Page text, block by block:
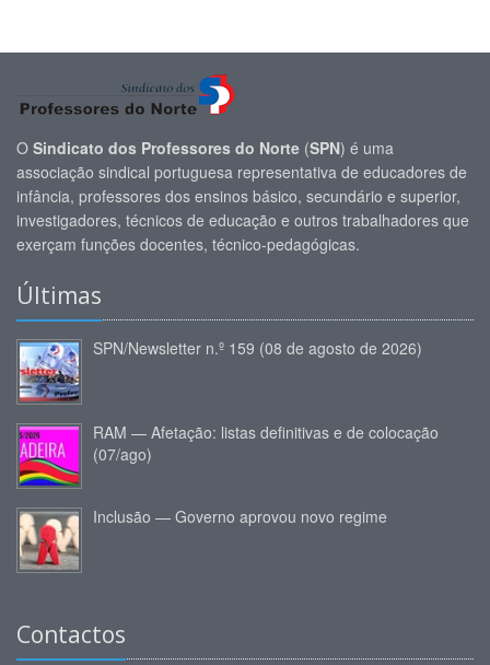
O Sindicato dos Professores do Norte (SPN) é uma
associação sindical portuguesa representativa de educadores de
infância, professores dos ensinos básico, secundário e superior,
investigadores, técnicos de educação e outros trabalhadores que
exerçam funções docentes, técnico-pedagógicas.
Últimas
SPN/Newsletter n.º 159 (08 de agosto de 2026)
RAM — Afetação: listas definitivas e de colocação
(07/ago)
Inclusão — Governo aprovou novo regime
Contactos